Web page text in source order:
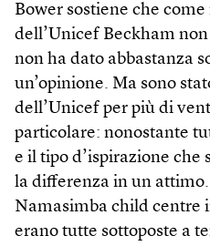
Bower sostiene che
dell’Unicef Beckham
non ha dato abbastanza
un’opinione. Ma sono
dell’Unicef per più di
particolare: nonostante
e il tipo d’ispirazione che
la differenza in un
Namasimba child centre
erano tutte sottoposte a